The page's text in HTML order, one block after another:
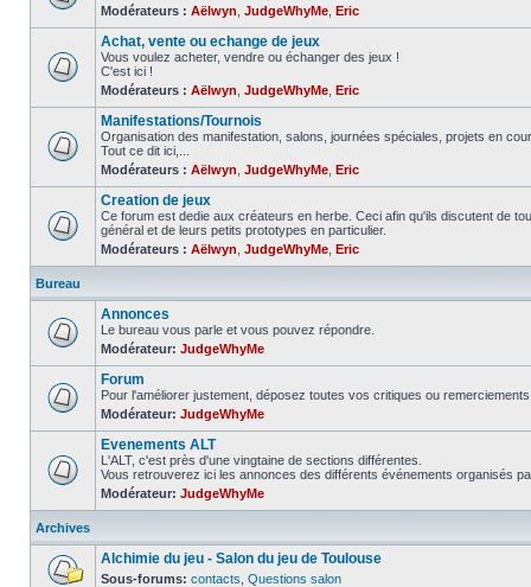
Modérateurs : Aëlwyn JudgeWhyMe Eric
Achat, vente ou echange de jeux
Vous voulez acheter, vendre ou échanger des jeux !
C'est ici !
Modérateurs : Aëlwyn JudgeWhyMe Eric
Manifestations/Tournois
Organisation des manifestation, salons, journées spéciales, projets en
Tout ce dit ici,...
Modérateurs : Aëlwyn JudgeWhyMe Eric
Creation de jeux
Ce forum est dedie aux créateurs en herbe. Ceci afin qu'ils discutent de
général et de leurs petits prototypes en particulier.
Modérateurs : Aëlwyn JudgeWhyMe Eric
Bureau
Annonces
Le bureau vous parle et vous pouvez répondre.
Modérateur: JudgeWhyMe
Forum
Pour l'améliorer justement, déposez toutes vos critiques ou
Modérateur: JudgeWhyMe
Evenements ALT
L'ALT, c'est près d'une vingtaine de sections différentes.
Vous retrouverez ici les annonces des différents événements organisés
Modérateur: JudgeWhyMe
Archives
Alchimie du jeu - Salon du jeu de Toulouse
Sous-forums: contacts Questions salon